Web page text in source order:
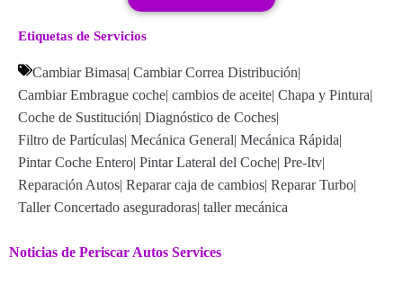
Etiquetas de Servicios
Cambiar Bimasa| Cambiar Correa Distribución|
Cambiar Embrague coche| cambios de aceite| Chapa y Pintura|
Coche de Sustitución| Diagnóstico de Coches|
Filtro de Partículas| Mecánica General| Mecánica Rápida|
Pintar Coche Entero| Pintar Lateral del Coche| Pre-Itv|
Reparación Autos| Reparar caja de cambios| Reparar Turbo|
Taller Concertado aseguradoras| taller mecánica
Noticias de Periscar Autos Services